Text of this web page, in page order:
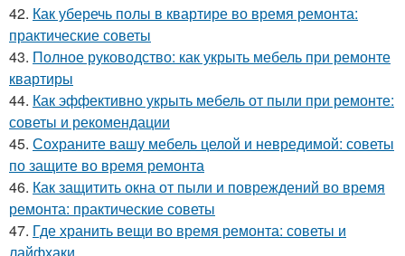
42. Как уберечь полы в квартире во время ремонта:
практические советы
43. Полное руководство: как укрыть мебель при ремонте
квартиры
44. Как эффективно укрыть мебель от пыли при ремонте:
советы и рекомендации
45. Сохраните вашу мебель целой и невредимой: советы
по защите во время ремонта
46. Как защитить окна от пыли и повреждений во время
ремонта: практические советы
47. Где хранить вещи во время ремонта: советы и
лайфхаки